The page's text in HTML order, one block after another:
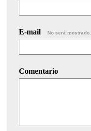
E-mail No será mostrado.
Comentario